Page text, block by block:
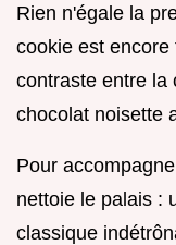
Rien n'égale la
cookie est
contraste entre la
chocolat noisette
Pour
nettoie le palais :
classique